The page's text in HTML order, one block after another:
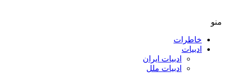
منو
خاطرات
ادبیات
ادبیات ایران
ادبیات ملل